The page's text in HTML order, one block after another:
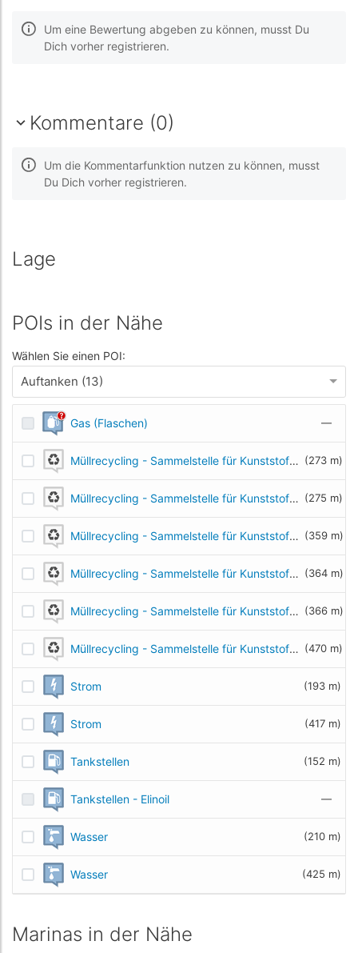
Um eine Bewertung abgeben zu können, musst Du
Dich vorher registrieren.
Kommentare (0)
Um die Kommentarfunktion nutzen zu können, musst
Du Dich vorher registrieren.
Lage
POIs in der Nähe
Wählen Sie einen POI:
Auftanken (13)
Gas (Flaschen) —
Müllrecycling - Sammelstelle für Kunststoff- und Metallmüll (273 m)
Müllrecycling - Sammelstelle für Kunststoff- und Metallmüll (275 m)
Müllrecycling - Sammelstelle für Kunststoff- und Metallmüll (359 m)
Müllrecycling - Sammelstelle für Kunststoff- und Metallmüll (364 m)
Müllrecycling - Sammelstelle für Kunststoff- und Metallmüll (366 m)
Müllrecycling - Sammelstelle für Kunststoff- und Metallmüll (470 m)
Strom (193 m)
Strom (417 m)
Tankstellen (152 m)
Tankstellen - Elinoil —
Wasser (210 m)
Wasser (425 m)
Marinas in der Nähe